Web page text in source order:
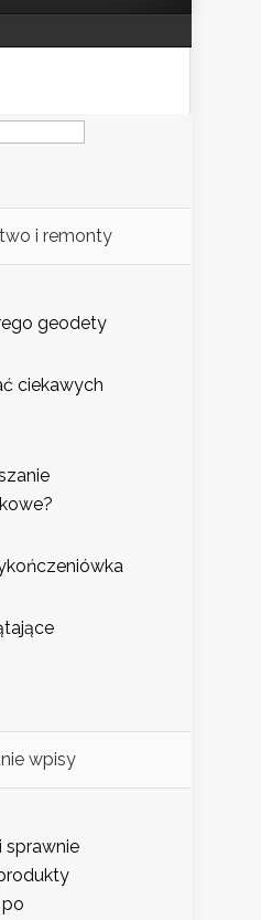
i remonty
geodety
ciekawych
wpisy
sprawnie